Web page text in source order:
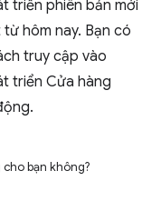
triển phiên bản mới
hôm nay. Bạn có
truy cập vào
triển Cửa hàng
bạn không?